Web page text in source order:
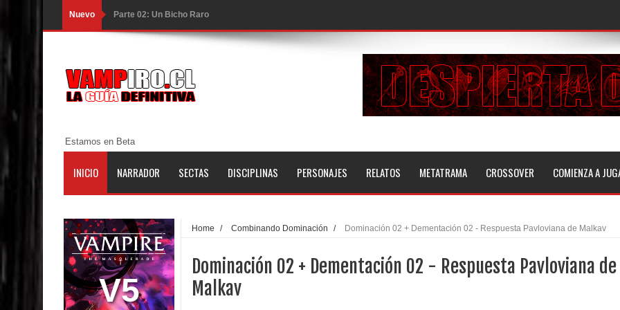
Nuevo Parte 02: Un Bicho Raro
Parte 01: Una Misión de Locos
Parte 03: Forastero en Tierra Muerta
Parte 10: El Secreto
Parte 06: El Trato con los Muertos
Parte 05: Sitiados
Parte 04: Se Descubre el Pastel
Parte 03: Una Piraña en el Bidé
Estamos en Beta
INICIO NARRADOR SECTAS DISCIPLINAS PERSONAJES RELATOS METATRAMA CROSSOVER COMIENZA A
V5
Home / Combinando Dominación / Dominación 02 + Dementación 02 - Respuesta Pavloviana de Malkav
Dominación 02 + Dementación 02 - Respuesta Pavloviana de
Malkav